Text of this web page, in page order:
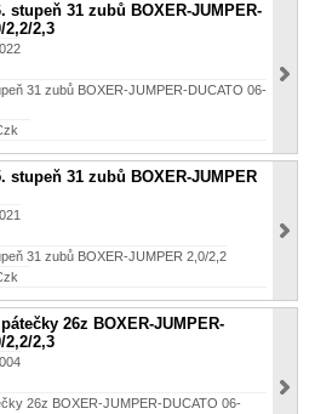
stupeň 31 zubů BOXER-JUMPER-
2,2/2,3
31 zubů BOXER-JUMPER-DUCATO 06-
stupeň 31 zubů BOXER-JUMPER
31 zubů BOXER-JUMPER 2,0/2,2
26z BOXER-JUMPER-
2,2/2,3
26z BOXER-JUMPER-DUCATO 06-